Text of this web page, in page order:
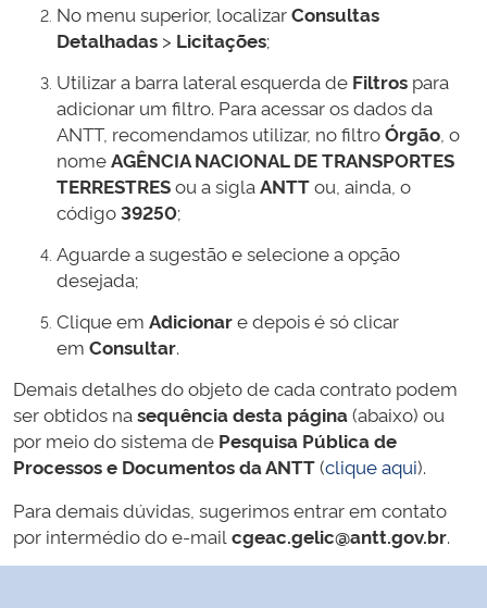
No menu superior, localizarConsultas
Detalhadas > Licitações;
Utilizar a barra lateral esquerda de Filtros para
adicionar um filtro. Para acessar os dados da
ANTT, recomendamos utilizar, no filtroÓrgão , o
nomeAGÊNCIA NACIONAL DE TRANSPORTES
TERRESTRESou a siglaANTTou, ainda, o
código39250;
Aguarde a sugestão e selecione a opção
desejada;
Clique em Adicionare depois é só clicar
em Consultar.
Demais detalhes do objeto de cada contrato podem
ser obtidos nasequência desta página(abaixo) ou
por meio do sistema de Pesquisa Pública de
Processos e Documentos da ANTT(clique aqui).
Para demais dúvidas, sugerimos entrar em contato
por intermédio do e-mail cgeac.gelic@antt.gov.br.